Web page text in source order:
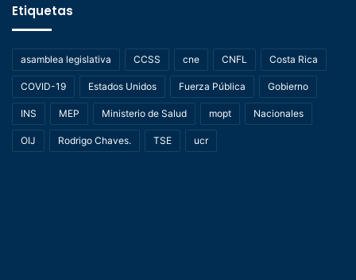
Etiquetas
asamblea legislativa CCSS cne CNFL Costa Rica
COVID-19 Estados Unidos Fuerza Pública Gobierno
INS MEP Ministerio de Salud mopt Nacionales
OIJ Rodrigo Chaves. TSE ucr